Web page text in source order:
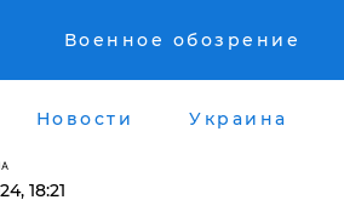
Военное обозрение
Новости Украина
18:21